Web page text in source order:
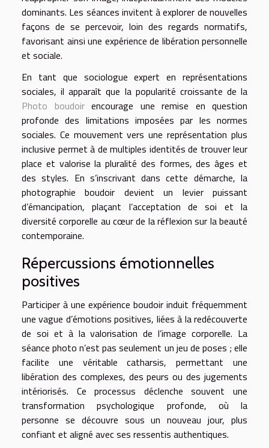
dominants. Les séances invitent à explorer de nouvelles
façons de se percevoir, loin des regards normatifs,
favorisant ainsi une expérience de libération personnelle
et sociale.
En tant que sociologue expert en représentations
sociales, il apparaît que la popularité croissante de la
Photo boudoirencourage une remise en question
profonde des limitations imposées par les normes
sociales. Ce mouvement vers une représentation plus
inclusive permet à de multiples identités de trouver leur
place et valorise la pluralité des formes, des âges et
des styles. En s’inscrivant dans cette démarche, la
photographie boudoir devient un levier puissant
d’émancipation, plaçant l’acceptation de soi et la
diversité corporelle au cœur de la réflexion sur la beauté
contemporaine.
Répercussions émotionnelles
positives
Participer à une expérience boudoir induit fréquemment
une vague d’émotions positives, liées à la redécouverte
de soi et à la valorisation de l’image corporelle. La
séance photo n’est pas seulement un jeu de poses ; elle
facilite une véritable catharsis, permettant une
libération des complexes, des peurs ou des jugements
intériorisés. Ce processus déclenche souvent une
transformation psychologique profonde, où la
personne se découvre sous un nouveau jour, plus
confiant et aligné avec ses ressentis authentiques.